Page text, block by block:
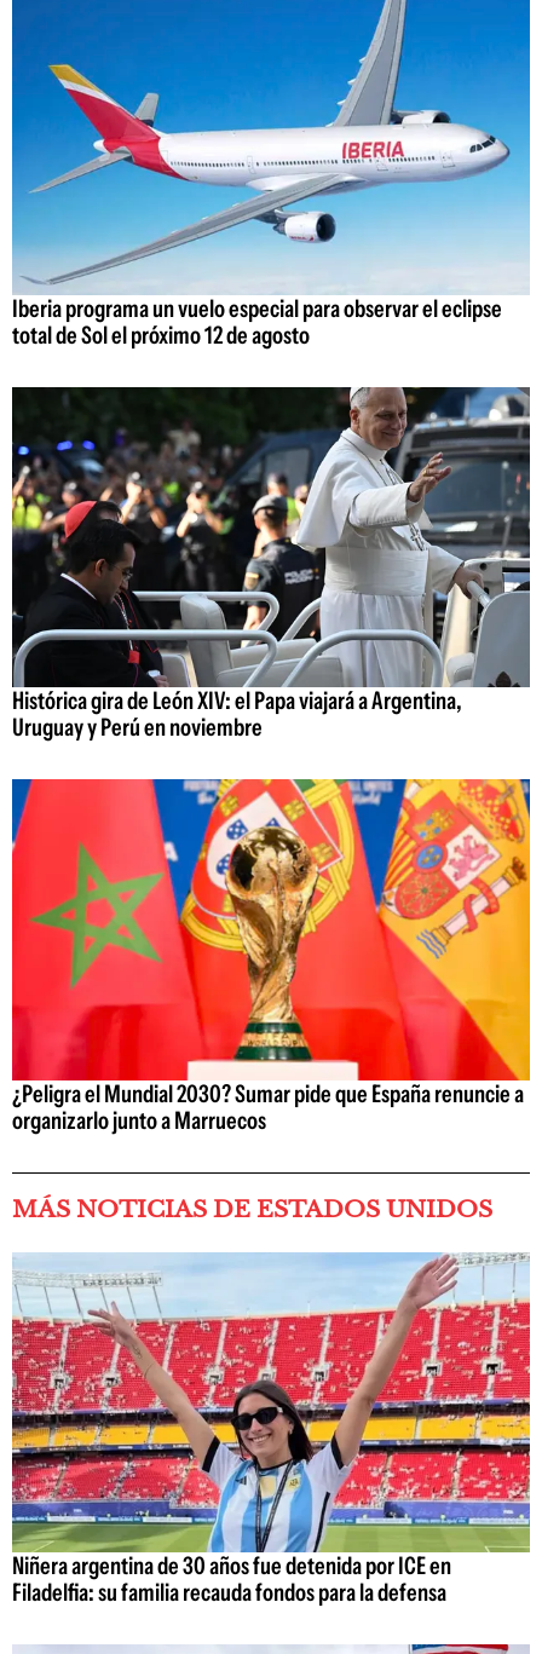
Iberia programa un vuelo especial para observar el eclipse
total de Sol el próximo 12 de agosto
Histórica gira de León XIV: el Papa viajará a Argentina,
Uruguay y Perú en noviembre
¿Peligra el Mundial 2030? Sumar pide que España renuncie a
organizarlo junto a Marruecos
MÁS NOTICIAS DE ESTADOS UNIDOS
Niñera argentina de 30 años fue detenida por ICE en
Filadelfia: su familia recauda fondos para la defensa